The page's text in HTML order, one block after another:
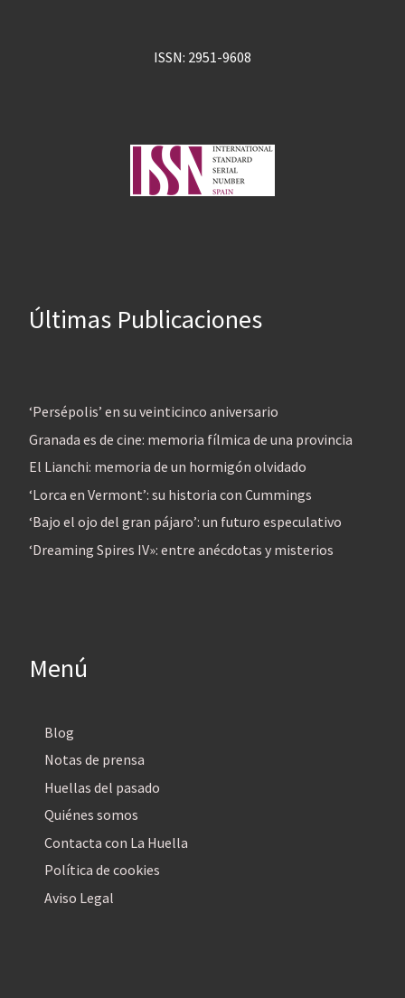
ISSN: 2951-9608
Últimas Publicaciones
‘Persépolis’ en su veinticinco aniversario
Granada es de cine: memoria fílmica de una provincia
El Lianchi: memoria de un hormigón olvidado
‘Lorca en Vermont’: su historia con Cummings
‘Bajo el ojo del gran pájaro’: un futuro especulativo
‘Dreaming Spires IV»: entre anécdotas y misterios
Menú
Blog
Notas de prensa
Huellas del pasado
Quiénes somos
Contacta con La Huella
Política de cookies
Aviso Legal